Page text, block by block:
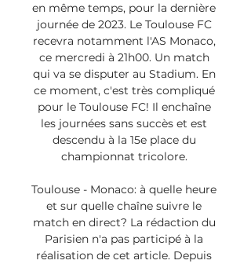
en même temps, pour la dernière
journée de 2023. Le Toulouse FC
recevra notamment l'AS Monaco,
ce mercredi à 21h00. Un match
qui va se disputer au Stadium. En
ce moment, c'est très compliqué
pour le Toulouse FC! Il enchaîne
les journées sans succès et est
descendu à la 15e place du
championnat tricolore.
Toulouse - Monaco: à quelle heure
et sur quelle chaîne suivre le
match en direct? La rédaction du
Parisien n'a pas participé à la
réalisation de cet article. Depuis